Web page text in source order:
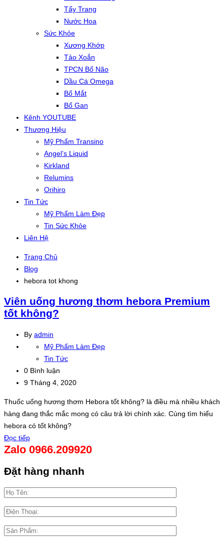
Tẩy Trang
Nước Hoa
Sức Khỏe
Xương Khớp
Tảo Xoắn
TPCN Bổ Não
Dầu Cá Omega
Bổ Mắt
Bổ Gan
Kênh YOUTUBE
Thương Hiệu
Mỹ Phẩm Transino
Angel’s Liquid
Kirkland
Relumins
Orihiro
Tin Tức
Mỹ Phẩm Làm Đẹp
Tin Sức Khỏe
Liên Hệ
Trang Chủ
Blog
hebora tot khong
Viên uống hương thơm hebora Premium
tốt không?
By admin
Mỹ Phẩm Làm Đẹp
Tin Tức
0 Bình luận
9 Tháng 4, 2020
Thuốc uống hương thơm Hebora tốt không? là điều mà nhiều khách
hàng đang thắc mắc mong có câu trả lời chính xác. Cùng tìm hiểu
hebora có tốt không?
Đọc tiếp
Zalo 0966.209920
Đặt hàng nhanh